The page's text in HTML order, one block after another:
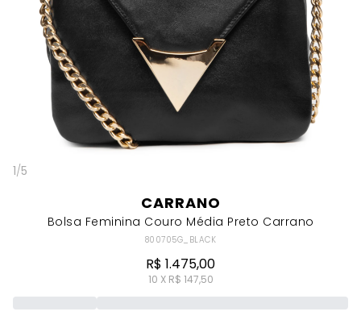
1/5
CARRANO
Bolsa Feminina Couro Média Preto Carrano
800705G_BLACK
R$ 1.475,00
10 X R$ 147,50